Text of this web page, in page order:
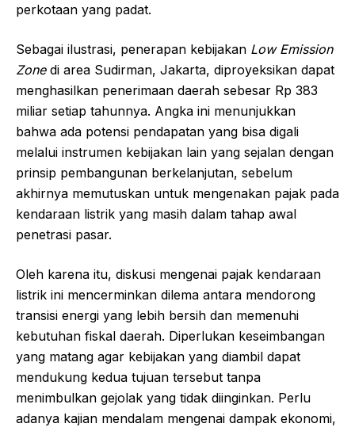
perkotaan yang padat.
Sebagai ilustrasi, penerapan kebijakan Low Emission
Zonedi area Sudirman, Jakarta, diproyeksikan dapat
menghasilkan penerimaan daerah sebesar Rp 383
miliar setiap tahunnya. Angka ini menunjukkan
bahwa ada potensi pendapatan yang bisa digali
melalui instrumen kebijakan lain yang sejalan dengan
prinsip pembangunan berkelanjutan, sebelum
akhirnya memutuskan untuk mengenakan pajak pada
kendaraan listrik yang masih dalam tahap awal
penetrasi pasar.
Oleh karena itu, diskusi mengenai pajak kendaraan
listrik ini mencerminkan dilema antara mendorong
transisi energi yang lebih bersih dan memenuhi
kebutuhan fiskal daerah. Diperlukan keseimbangan
yang matang agar kebijakan yang diambil dapat
mendukung kedua tujuan tersebut tanpa
menimbulkan gejolak yang tidak diinginkan. Perlu
adanya kajian mendalam mengenai dampak ekonomi,